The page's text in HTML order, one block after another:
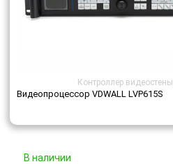
Контроллер видеостены
Видеопроцессор VDWALL LVP615S
В наличии